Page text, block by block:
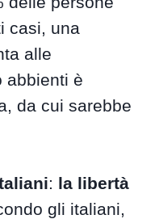
casi, una
alle
abbienti è
da cui sarebbe
: la libertà
gli italiani,